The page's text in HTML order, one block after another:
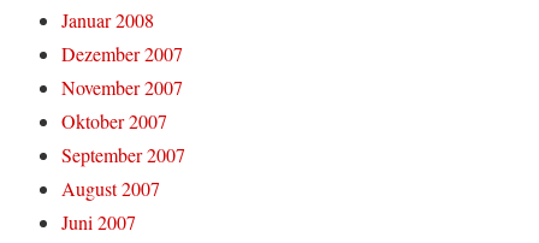
Januar 2008
Dezember 2007
November 2007
Oktober 2007
September 2007
August 2007
Juni 2007